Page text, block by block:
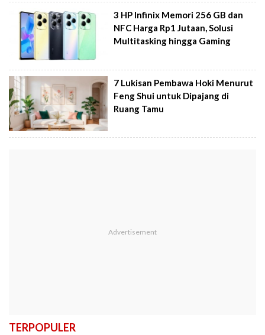
3 HP Infinix Memori 256 GB dan
NFC Harga Rp1 Jutaan, Solusi
Multitasking hingga Gaming
7 Lukisan Pembawa Hoki Menurut
Feng Shui untuk Dipajang di
Ruang Tamu
TERPOPULER